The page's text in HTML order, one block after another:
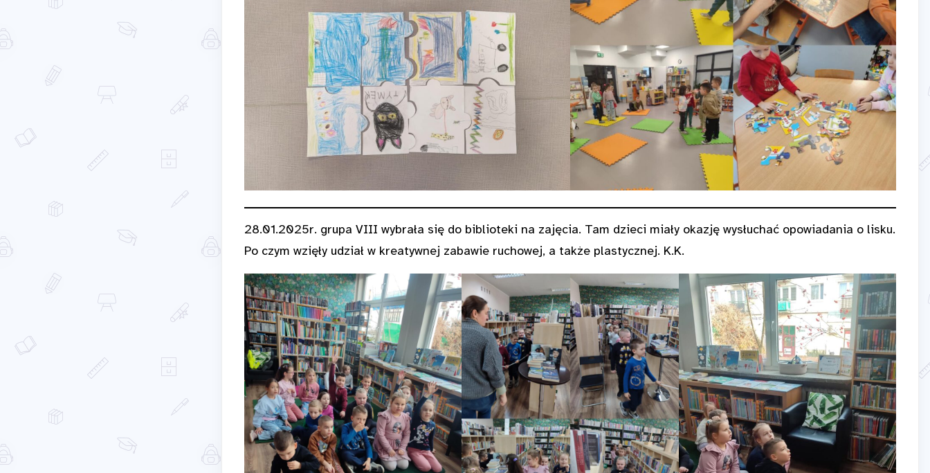
28.01.2025r. grupa VIII wybrała się do biblioteki na zajęcia. Tam dzieci miały okazję wysłuchać opowiadania o lisku.
Po czym wzięły udział w kreatywnej zabawie ruchowej, a także plastycznej. K.K.